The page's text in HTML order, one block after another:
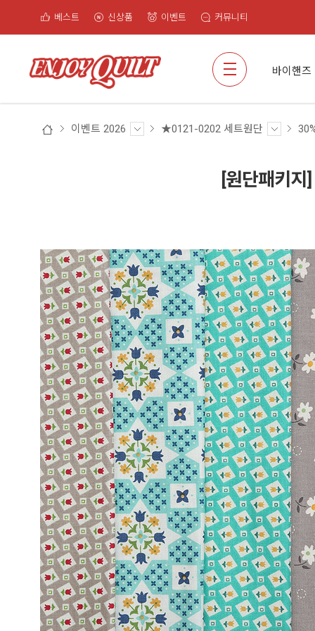
베스트 신상품 이벤트 커뮤니티
바이핸즈
이벤트 2026 ★0121-0202 세트원단
[원단패키